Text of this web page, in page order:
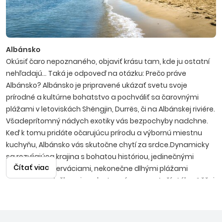
Albánsko
Okúsiť čaro nepoznaného, objaviť krásu tam, kde ju ostatní
nehľadajú... Taká je odpoveď na otázku: Prečo práve
Albánsko? Albánsko je pripravené ukázať svetu svoje
prírodné a kultúrne bohatstvo a pochváliť sa čarovnými
plážami v letoviskách Shëngjin, Durrës, či na Albánskej riviére.
Všadeprítomný nádych exotiky vás bezpochyby nadchne.
Keď k tomu pridáte očarujúcu prírodu a výbornú miestnu
kuchyňu, Albánsko vás skutočne chytí za srdce.Dynamicky
sa rozvíjajúca krajina s bohatou históriou, jedinečnými
prírodnými rezerváciami, nekonečne dlhými plážami
a kvalitnými službami za dostupné ceny sa teší stále väčšej
Čítať viac